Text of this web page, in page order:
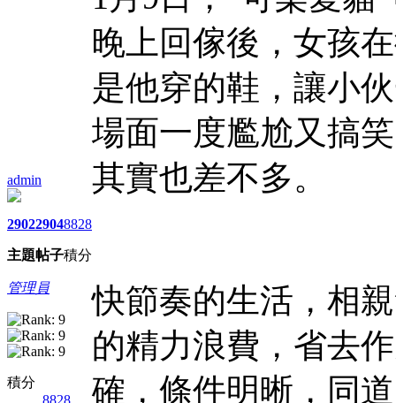
admin
2902
主題
2904
帖子
8828
積分
管理員
積分
8828
晚上回傢後，女孩
是他穿的鞋，讓小
場面一度尷尬又搞
其實也差不多。
快節奏的生活，相
的精力浪費，省去
確，條件明晰，同